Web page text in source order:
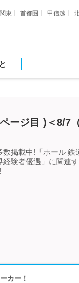
東 首都圏 甲信越
ージ目 )＜8/7
掲載中!「ホール 鉄
験者優遇」に関連
カー！